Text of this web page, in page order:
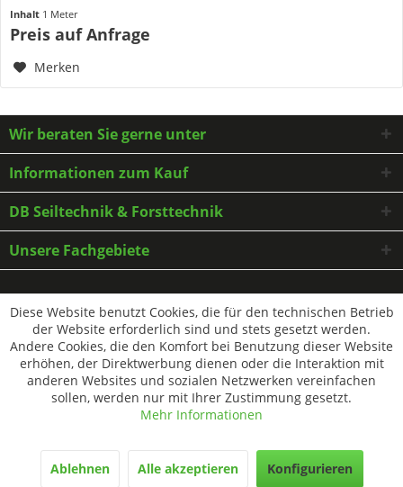
Inhalt 1 Meter
Preis auf Anfrage
Merken
Wir beraten Sie gerne unter
Informationen zum Kauf
DB Seiltechnik & Forsttechnik
Unsere Fachgebiete
Nachnahmegebühren, wenn nicht anders beschrieben
Diese Website benutzt Cookies, die für den technischen Betrieb
der Website erforderlich sind und stets gesetzt werden.
Andere Cookies, die den Komfort bei Benutzung dieser Website
erhöhen, der Direktwerbung dienen oder die Interaktion mit
anderen Websites und sozialen Netzwerken vereinfachen
sollen, werden nur mit Ihrer Zustimmung gesetzt.
Mehr Informationen
Ablehnen Alle akzeptieren Konfigurieren